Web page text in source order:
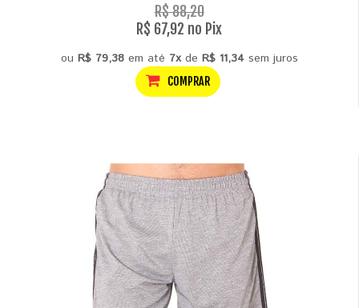
R$ 88,20
R$ 67,92 no Pix
ou R$ 79,38em até 7xde R$ 11,34sem juros
COMPRAR